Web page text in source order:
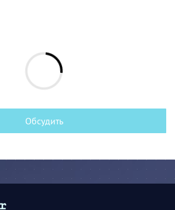
Обсудить